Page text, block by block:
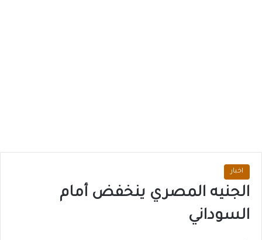
اخبار
الجنيه المصري ينخفض أمام
السوداني